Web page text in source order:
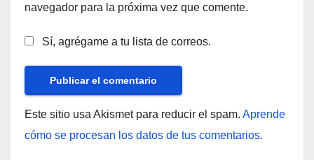
navegador para la próxima vez que comente.
Sí, agrégame a tu lista de correos.
Este sitio usa Akismet para reducir el spam. Aprende
cómo se procesan los datos de tus comentarios.